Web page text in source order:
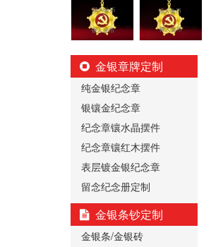
金银章牌定制
纯金银纪念章
银镶金纪念章
纪念章镶水晶摆件
纪念章镶红木摆件
表层镀金银纪念章
留念纪念册定制
金银条钞定制
金银条/金银砖